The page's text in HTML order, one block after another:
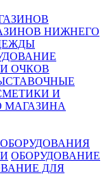
НИЖНЕГО
ОЧКОВ
И
МАГАЗИНА
ОБОРУДОВАНИЕ
ДЛЯ